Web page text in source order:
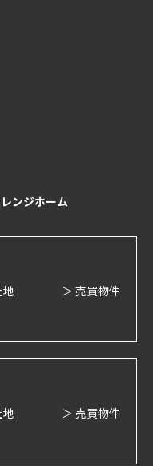
ンジホーム
地 ＞ 売買物件
地 ＞ 売買物件